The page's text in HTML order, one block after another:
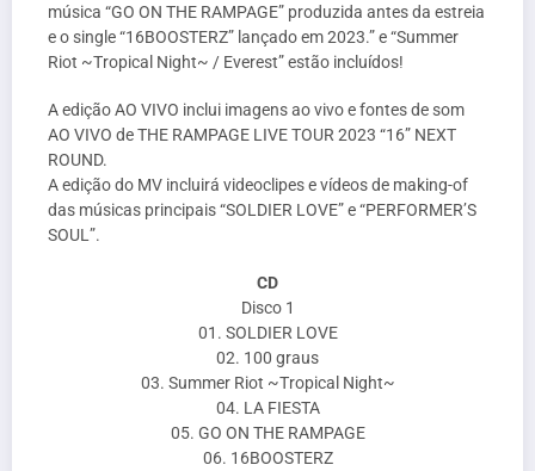
música “GO ON THE RAMPAGE” produzida antes da estreia
e o single “16BOOSTERZ” lançado em 2023.” e “Summer
Riot ~Tropical Night~ / Everest” estão incluídos!
A edição AO VIVO inclui imagens ao vivo e fontes de som
AO VIVO de THE RAMPAGE LIVE TOUR 2023 “16” NEXT
ROUND.
A edição do MV incluirá videoclipes e vídeos de making-of
das músicas principais “SOLDIER LOVE” e “PERFORMER’S
SOUL”.
CD
Disco 1
01. SOLDIER LOVE
02. 100 graus
03. Summer Riot ~Tropical Night~
04. LA FIESTA
05. GO ON THE RAMPAGE
06. 16BOOSTERZ